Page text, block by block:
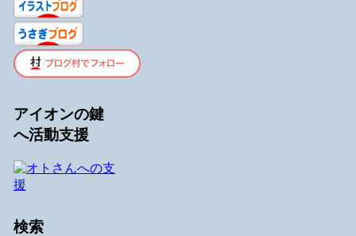
アイオンの鍵
へ活動支援
検索